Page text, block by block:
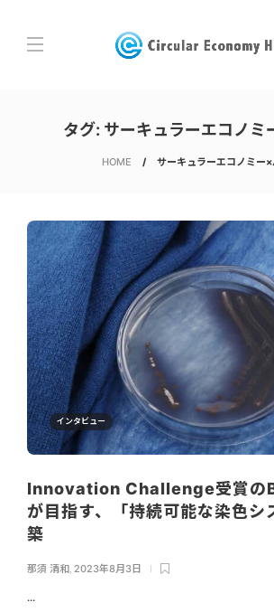
タグ: サーキュラーエコノミ
HOME サーキュラーエコノミー
インタビュー
Innovation Challenge受賞の
が目指す、「持続可能な染色シ
築
那須 清和 2023年8月3日
...